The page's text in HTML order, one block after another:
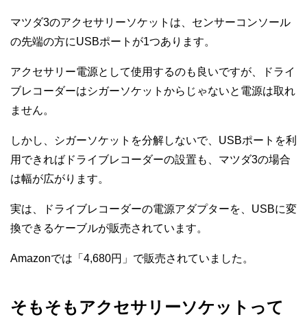
マツダ3のアクセサリーソケットは、センサーコンソール
の先端の方にUSBポートが1つあります。
アクセサリー電源として使用するのも良いですが、ドライ
ブレコーダーはシガーソケットからじゃないと電源は取れ
ません。
しかし、シガーソケットを分解しないで、USBポートを利
用できればドライブレコーダーの設置も、マツダ3の場合
は幅が広がります。
実は、ドライブレコーダーの電源アダプターを、USBに変
換できるケーブルが販売されています。
Amazonでは「4,680円」で販売されていました。
そもそもアクセサリーソケットって